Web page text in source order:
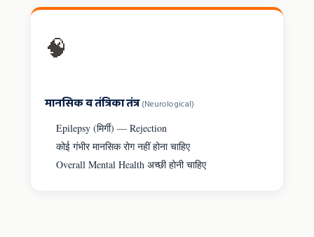
🧠
मानसिक व तंत्रिका तंत्र(Neurological)
Epilepsy (मिर्गी) — Rejection
कोई गंभीर मानसिक रोग नहीं होना चाहिए
Overall Mental Health अच्छी होनी चाहिए